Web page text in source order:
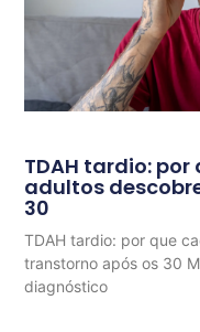
TDAH tardio:
adultos
30
TDAH tardio: por que
transtorno após os 30
diagnóstico